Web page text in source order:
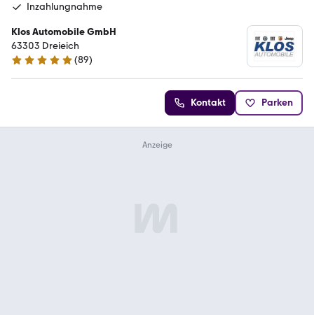
Inzahlungnahme
Klos Automobile GmbH
63303 Dreieich
5 Sterne
(89)
Kontakt Parken